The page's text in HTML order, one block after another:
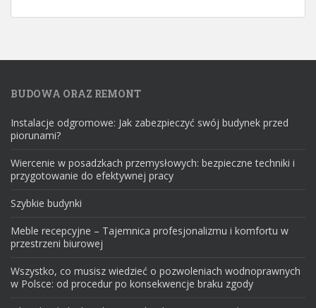
BUDOWA ORAZ REMONT
Instalacje odgromowe: Jak zabezpieczyć swój budynek przed
piorunami?
Wiercenie w posadzkach przemysłowych: bezpieczne techniki i
przygotowanie do efektywnej pracy
Szybkie budynki
Meble recepcyjne – Tajemnica profesjonalizmu i komfortu w
przestrzeni biurowej
Wszystko, co musisz wiedzieć o pozwoleniach wodnoprawnych
w Polsce: od procedur po konsekwencje braku zgody